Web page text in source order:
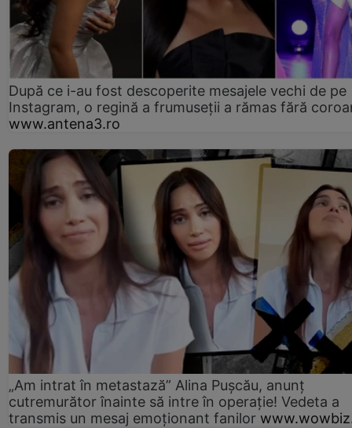
După ce i-au fost descoperite mesajele vechi de pe
Instagram, o regină a frumuseții a rămas fără
www.antena3.ro
„Am intrat în metastază” Alina Pușcău, anunț
cutremurător înainte să intre în operație! Vedeta a
transmis un mesaj emoționant fanilor